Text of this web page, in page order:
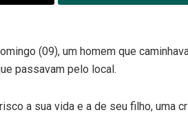
(09), um homem que
passavam pelo local.
a sua vida e a de seu filho, uma